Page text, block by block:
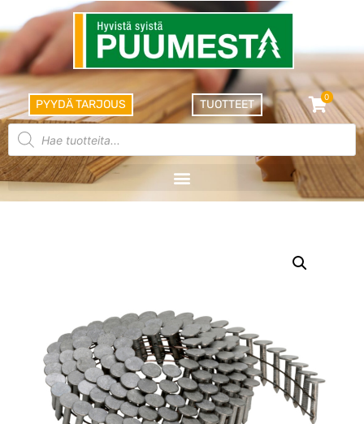
PYYDÄ TARJOUS TUOTTEET
0